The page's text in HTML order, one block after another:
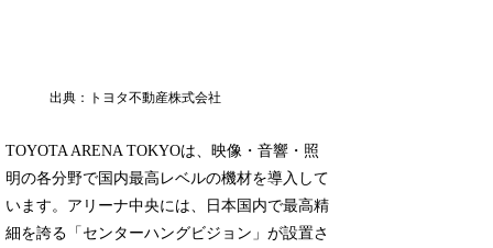
出典：トヨタ不動産株式会社
TOYOTA ARENA TOKYOは、映像・音響・照
明の各分野で国内最高レベルの機材を導入して
います。アリーナ中央には、日本国内で最高精
細を誇る「センターハングビジョン」が設置さ